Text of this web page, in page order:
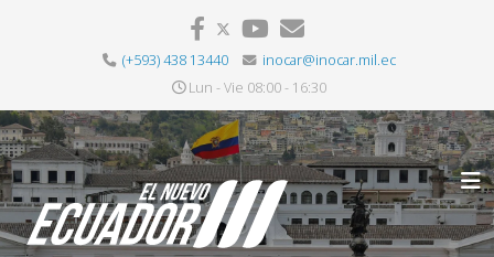
(+593) 438 13440
inocar@inocar.mil.ec
Lun - Vie 08:00 - 16:30